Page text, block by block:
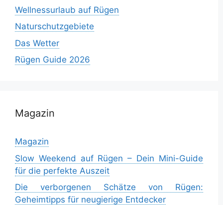
Wellnessurlaub auf Rügen
Naturschutzgebiete
Das Wetter
Rügen Guide 2026
Magazin
Magazin
Slow Weekend auf Rügen – Dein Mini-Guide
für die perfekte Auszeit
Die verborgenen Schätze von Rügen:
Geheimtipps für neugierige Entdecker